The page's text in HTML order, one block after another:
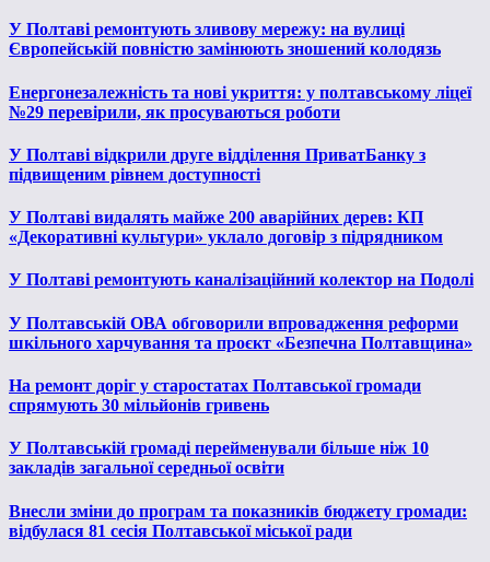
У Полтаві ремонтують зливову мережу: на вулиці
Європейській повністю замінюють зношений колодязь
Енергонезалежність та нові укриття: у полтавському ліцеї
№29 перевірили, як просуваються роботи
У Полтаві відкрили друге відділення ПриватБанку з
підвищеним рівнем доступності
У Полтаві видалять майже 200 аварійних дерев: КП
«Декоративні культури» уклало договір з підрядником
У Полтаві ремонтують каналізаційний колектор на Подолі
У Полтавській ОВА обговорили впровадження реформи
шкільного харчування та проєкт «Безпечна Полтавщина»
На ремонт доріг у старостатах Полтавської громади
спрямують 30 мільйонів гривень
У Полтавській громаді перейменували більше ніж 10
закладів загальної середньої освіти
Внесли зміни до програм та показників бюджету громади:
відбулася 81 сесія Полтавської міської ради